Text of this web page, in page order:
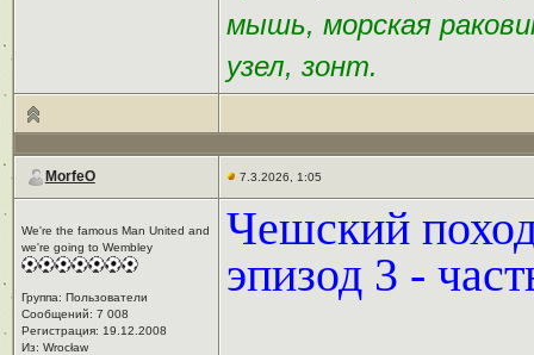
мышь, морская
узел, зонт.
MorfeO 7.3.2026, 1:05
We're the famous Man United and
we're going to Wembley
Группа: Пользователи
Сообщений: 7 008
Регистрация: 19.12.2008
Из: Wrocław
Чешский
эпизод 3 -